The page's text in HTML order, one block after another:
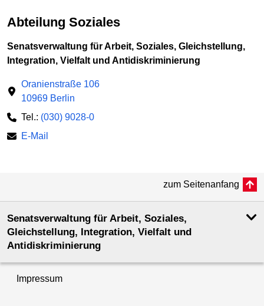
Abteilung Soziales
Senatsverwaltung für Arbeit, Soziales, Gleichstellung,
Integration, Vielfalt und Antidiskriminierung
Oranienstraße 106
10969 Berlin
Tel.: (030) 9028-0
E-Mail
zum Seitenanfang
Senatsverwaltung für Arbeit, Soziales,
Gleichstellung, Integration, Vielfalt und
Antidiskriminierung
Impressum